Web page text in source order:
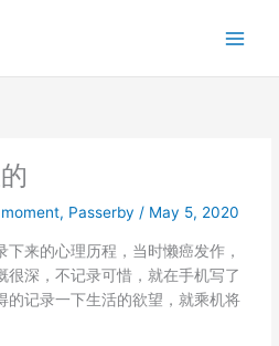
, Passerby / May 5, 2020
来的心理历程，当时懒癌发作，
很深，不记录可惜，就在手机写了
的记录一下生活的欲望，就乘机将